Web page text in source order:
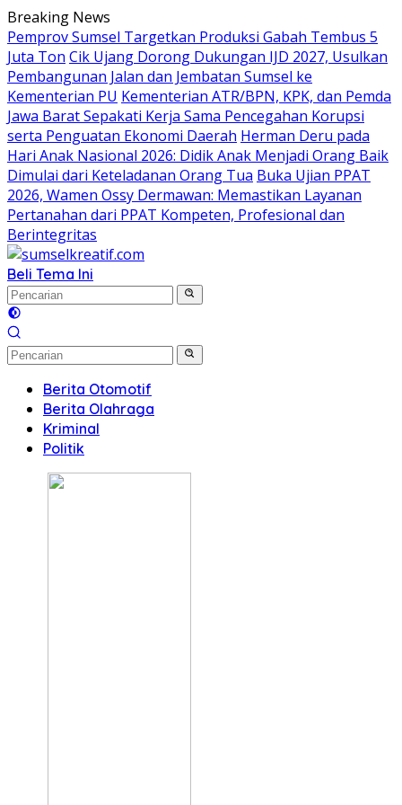
Langsung
ke
konten
Breaking News
Pemprov Sumsel Targetkan Produksi Gabah Tembus 5
Juta Ton Cik Ujang Dorong Dukungan IJD 2027, Usulkan
Pembangunan Jalan dan Jembatan Sumsel ke
Kementerian PU Kementerian ATR/BPN, KPK, dan Pemda
Jawa Barat Sepakati Kerja Sama Pencegahan Korupsi
serta Penguatan Ekonomi Daerah Herman Deru pada
Hari Anak Nasional 2026: Didik Anak Menjadi Orang Baik
Dimulai dari Keteladanan Orang Tua Buka Ujian PPAT
2026, Wamen Ossy Dermawan: Memastikan Layanan
Pertanahan dari PPAT Kompeten, Profesional dan
Berintegritas
Beli Tema Ini
Berita Otomotif
Berita Olahraga
Kriminal
Politik